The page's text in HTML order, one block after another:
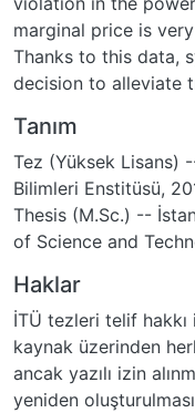
marginal price is
Thanks to this data,
decision to alleviate
Tanım
Tez (Yüksek Lisans)
Bilimleri Enstitüsü,
Thesis (M.Sc.) --
of Science and
Haklar
İTÜ tezleri telif hakkı
kaynak üzerinden
ancak yazılı izin
yeniden oluşturulması